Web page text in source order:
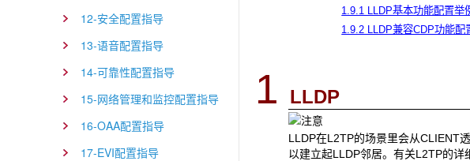
12-安全配置指导
13-语音配置指导
14-可靠性配置指导
15-网络管理和监控配置指导
16-OAA配置指导
17-EVI配置指导
1.9.1 LLDP基本功能配置举
1.9.2 LLDP兼容CDP功能配
1 LLDP
LLDP在L2TP的场景里会从CLIENT
以建立起LLDP邻居。有关L2TP的详